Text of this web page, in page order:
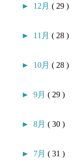
► 12月( 29 )
► 11月( 28 )
► 10月( 28 )
►9月( 29 )
►8月( 30 )
► 7月( 31 )